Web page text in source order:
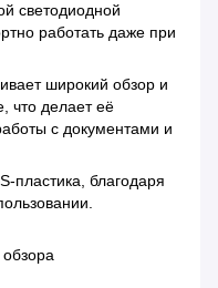
светодиодной
работать даже при
широкий обзор и
что делает её
с документами и
пластика, благодаря